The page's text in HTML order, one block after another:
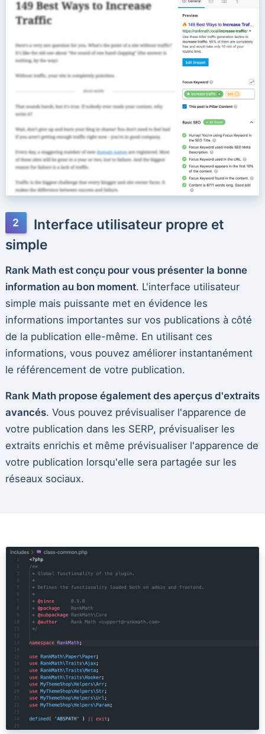
Interface utilisateur propre et
simple
Rank Math est conçu pour vous présenter la bonne
information au bon moment. L'interface utilisateur
simple mais puissante met en évidence les
informations importantes sur vos publications à côté
de la publication elle-même. En utilisant ces
informations, vous pouvez améliorer instantanément
le référencement de votre publication.
Rank Math propose également des aperçus d'extraits
avancés. Vous pouvez prévisualiser l'apparence de
votre publication dans les SERP, prévisualiser les
extraits enrichis et même prévisualiser l'apparence de
votre publication lorsqu'elle sera partagée sur les
réseaux sociaux.